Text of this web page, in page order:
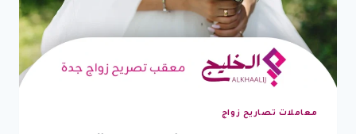
معاملات تصاريح زواج